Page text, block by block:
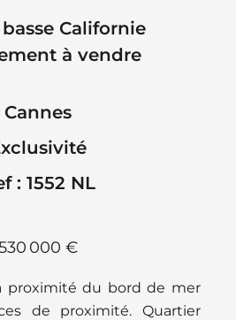
Californie
à vendre
Cannes
: 1552 NL
000 €
proximité du bord de mer
de proximité. Quartier